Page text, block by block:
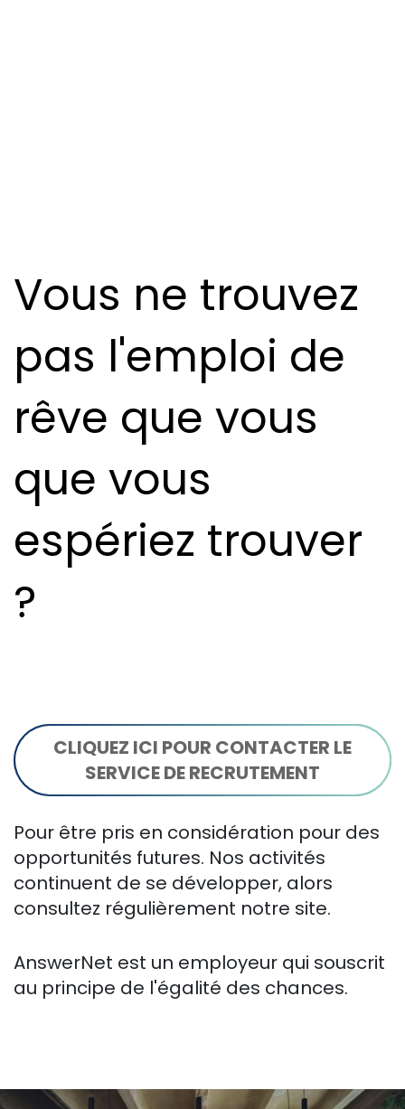
Vous ne trouvez
pas l'emploi de
rêve que vous
que vous
espériez trouver
?
CLIQUEZ ICI POUR CONTACTER LE
SERVICE DE RECRUTEMENT
Pour être pris en considération pour des
opportunités futures. Nos activités
continuent de se développer, alors
consultez régulièrement notre site.
AnswerNet est un employeur qui souscrit
au principe de l'égalité des chances.